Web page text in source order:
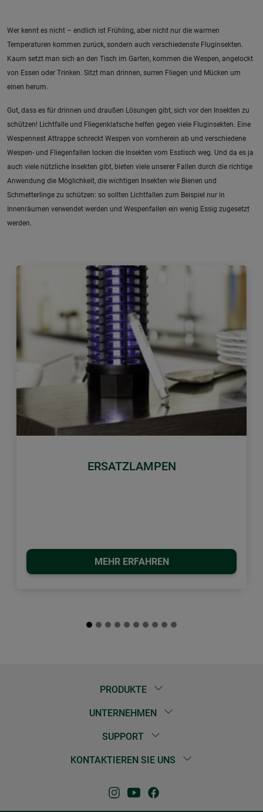
Wer kennt es nicht – endlich ist Frühling, aber nicht nur die warmen
Temperaturen kommen zurück, sondern auch verschiedenste Fluginsekten.
Kaum setzt man sich an den Tisch im Garten, kommen die Wespen, angelockt
von Essen oder Trinken. Sitzt man drinnen, surren Fliegen und Mücken um
einen herum.
Gut, dass es für drinnen und draußen Lösungen gibt, sich vor den Insekten zu
schützen! Lichtfalle und Fliegenklatsche helfen gegen viele Fluginsekten. Eine
Wespennest Attrappe schreckt Wespen von vornherein ab und verschiedene
Wespen- und Fliegenfallen locken die Insekten vom Esstisch weg. Und da es ja
auch viele nützliche Insekten gibt, bieten viele unserer Fallen durch die richtige
Anwendung die Möglichkeit, die wichtigen Insekten wie Bienen und
Schmetterlinge zu schützen: so sollten Lichtfallen zum Beispiel nur in
Innenräumen verwendet werden und Wespenfallen ein wenig Essig zugesetzt
werden.
ERSATZLAMPEN
MEHR ERFAHREN
Zurück Weiter
PRODUKTE
UNTERNEHMEN
SUPPORT
KONTAKTIEREN SIE UNS